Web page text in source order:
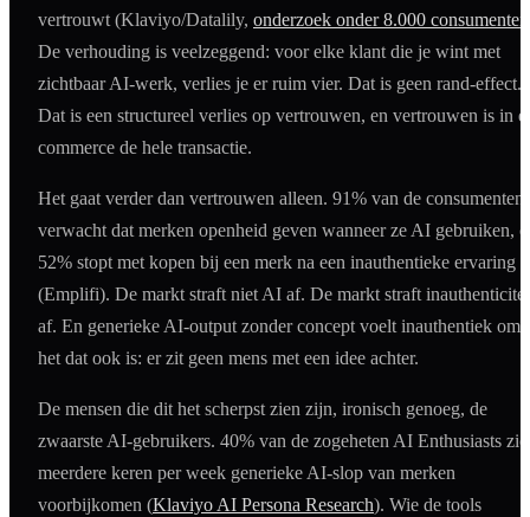
vertrouwt (Klaviyo/Datalily, onderzoek onder 8.000 consumenten
De verhouding is veelzeggend: voor elke klant die je wint met
zichtbaar AI-werk, verlies je er ruim vier. Dat is geen rand-effect.
Dat is een structureel verlies op vertrouwen, en vertrouwen is in
commerce de hele transactie.
Het gaat verder dan vertrouwen alleen. 91% van de consumenten
verwacht dat merken openheid geven wanneer ze AI gebruiken,
52% stopt met kopen bij een merk na een inauthentieke ervaring
(Emplifi). De markt straft niet AI af. De markt straft
af. En generieke AI-output zonder concept voelt inauthentiek
het dat ook is: er zit geen mens met een idee achter.
De mensen die dit het scherpst zien zijn, ironisch genoeg, de
zwaarste AI-gebruikers. 40% van de zogeheten AI Enthusiasts
meerdere keren per week generieke AI-slop van merken
voorbijkomen (Klaviyo AI Persona Research). Wie de tools